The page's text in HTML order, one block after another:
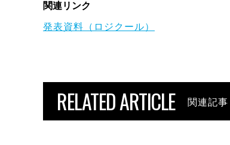
関連リンク
発表資料（ロジクール）
RELATED ARTICLE 関連記事